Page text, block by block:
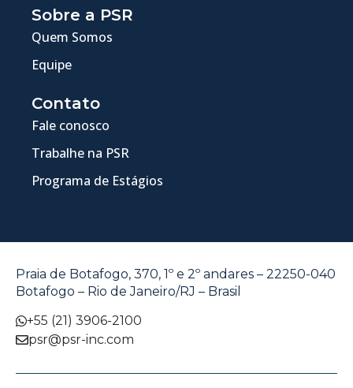
Sobre a PSR
Quem Somos
Equipe
Contato
Fale conosco
Trabalhe na PSR
Programa de Estágios
Praia de Botafogo, 370, 1º e 2º andares – 22250-040
Botafogo – Rio de Janeiro/RJ – Brasil
+55 (21) 3906-2100
psr@psr-inc.com